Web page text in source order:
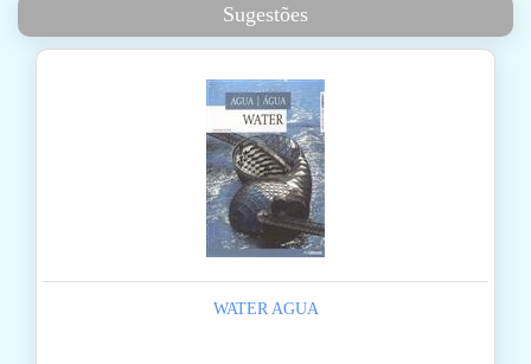
Sugestões
WATER AGUA